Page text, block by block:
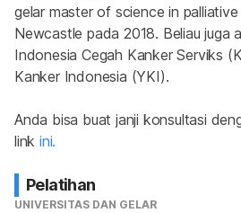
gelar master of science in
Newcastle pada 2018. Beliau juga
Indonesia Cegah Kanker Serviks
Kanker Indonesia (YKI).
Anda bisa buat janji konsultasi
link ini.
Pelatihan
UNIVERSITAS DAN GELAR